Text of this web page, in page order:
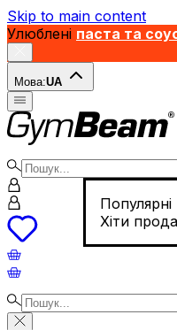
Skip to main content
Улюблені паста та
Мова:UA
Хіти